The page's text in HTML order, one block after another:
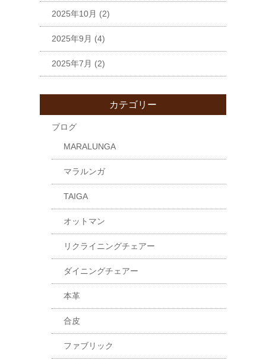
2025年10月 (2)
2025年9月 (4)
2025年7月 (2)
カテゴリー
ブログ
MARALUNGA
マラルンガ
TAIGA
オットマン
リクライニングチェアー
ダイニングチェアー
本革
合皮
ファブリック